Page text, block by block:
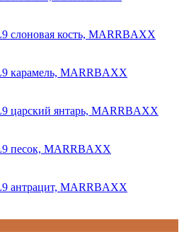
слоновая кость, MARRBAXX
карамель, MARRBAXX
царский янтарь, MARRBAXX
песок, MARRBAXX
антрацит, MARRBAXX